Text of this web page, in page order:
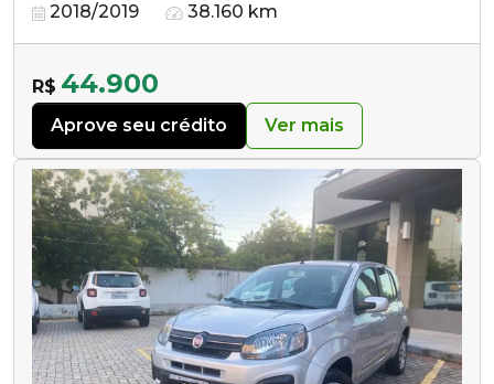
2018/2019 38.160 km
R$ 44.900
Aprove seu crédito Ver mais